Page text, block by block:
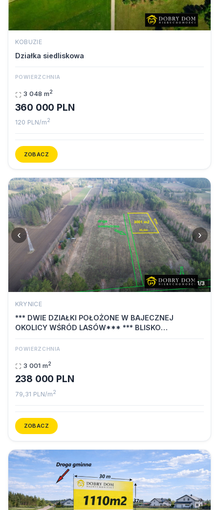
KOBUZIE
Działka siedliskowa
POWIERZCHNIA
3 048 m2
360 000 PLN
120 PLN/m2
ZOBACZ
‹ ›
1/3
KRYNICE
*** DWIE DZIAŁKI POŁOŻONE W BAJECZNEJ
OKOLICY WŚRÓD LASÓW*** *** BLISKO
POWIERZCHNIA
3 001 m2
238 000 PLN
79,31 PLN/m2
ZOBACZ